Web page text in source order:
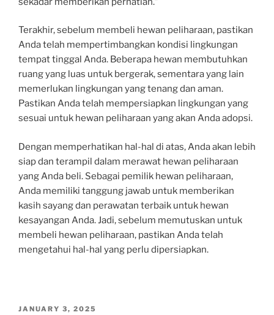
Terakhir, sebelum membeli hewan peliharaan, pastikan
Anda telah mempertimbangkan kondisi lingkungan
tempat tinggal Anda. Beberapa hewan membutuhkan
ruang yang luas untuk bergerak, sementara yang lain
memerlukan lingkungan yang tenang dan aman.
Pastikan Anda telah mempersiapkan lingkungan yang
sesuai untuk hewan peliharaan yang akan Anda adopsi.
Dengan memperhatikan hal-hal di atas, Anda akan lebih
siap dan terampil dalam merawat hewan peliharaan
yang Anda beli. Sebagai pemilik hewan peliharaan,
Anda memiliki tanggung jawab untuk memberikan
kasih sayang dan perawatan terbaik untuk hewan
kesayangan Anda. Jadi, sebelum memutuskan untuk
membeli hewan peliharaan, pastikan Anda telah
mengetahui hal-hal yang perlu dipersiapkan.
POSTED
JANUARY 3, 2025